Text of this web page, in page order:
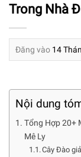
Trong Nhà
Đăng vào 14
Nội dung
Tổng Hợp 20+
Mê Ly
Cây Đào giả